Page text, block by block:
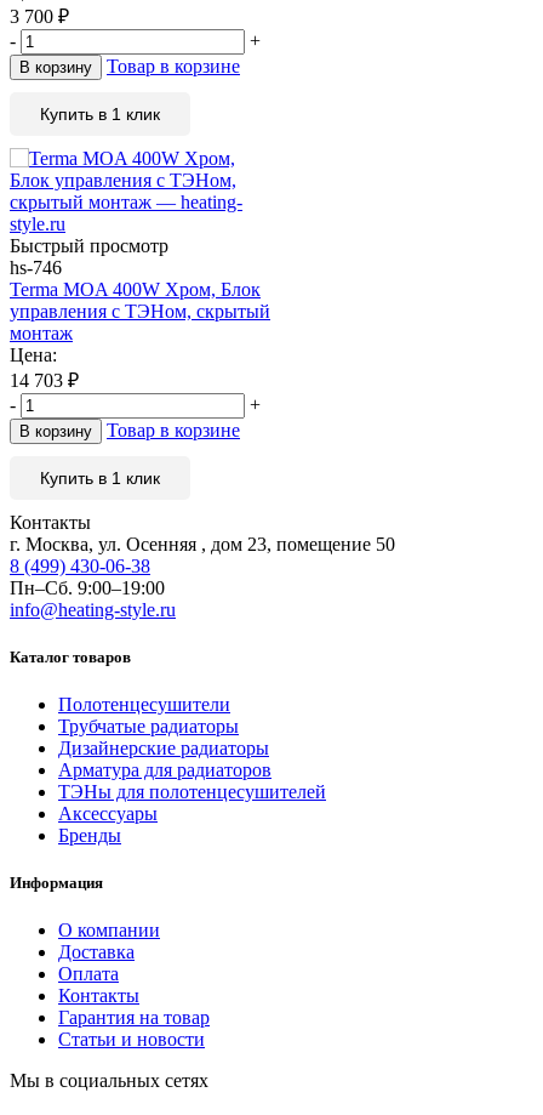
3 700 ₽
-
+
В корзину Товар в корзине
Купить в 1 клик
Быстрый просмотр
hs-746
Terma MOA 400W Хром, Блок
управления с ТЭНом, скрытый
монтаж
Цена:
14 703 ₽
-
+
В корзину Товар в корзине
Купить в 1 клик
Контакты
г. Москва, ул. Осенняя , дом 23, помещение 50
8 (499) 430-06-38
Пн–Сб. 9:00–19:00
info@heating-style.ru
Каталог товаров
Полотенцесушители
Трубчатые радиаторы
Дизайнерские радиаторы
Арматура для радиаторов
ТЭНы для полотенцесушителей
Аксессуары
Бренды
Информация
О компании
Доставка
Оплата
Контакты
Гарантия на товар
Статьи и новости
Мы в социальных сетях